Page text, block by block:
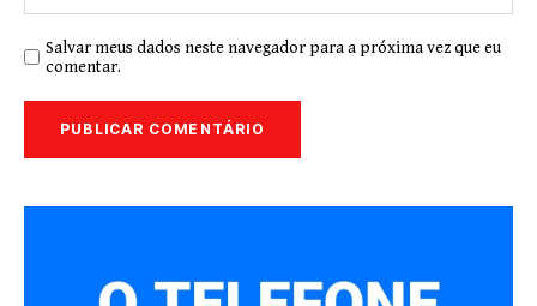
Salvar meus dados neste navegador para a próxima vez que eu
comentar.